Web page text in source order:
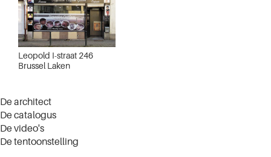
Leopold I-straat 246
Brussel Laken
De architect
De catalogus
De video's
De tentoonstelling